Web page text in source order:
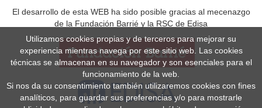
El desarrollo de esta WEB ha sido posible gracias al mecenazgo
de la Fundación Barrié y la RSC de Edisa
Utilizamos cookies propias y de terceros para mejorar su
experiencia mientras navega por este sitio web. Las cookies
técnicas se almacenan en su navegador y son esenciales para el
funcionamiento de la web.
Si nos da su consentimiento también utilizaremos cookies con fines
analíticos, para guardar sus preferencias y/o para mostrarle